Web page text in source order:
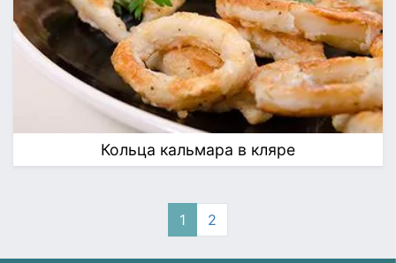
Кольца кальмара в кляре
1 2